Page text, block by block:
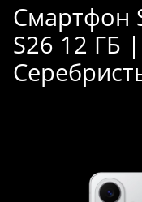
Смартфон
S26 12 ГБ